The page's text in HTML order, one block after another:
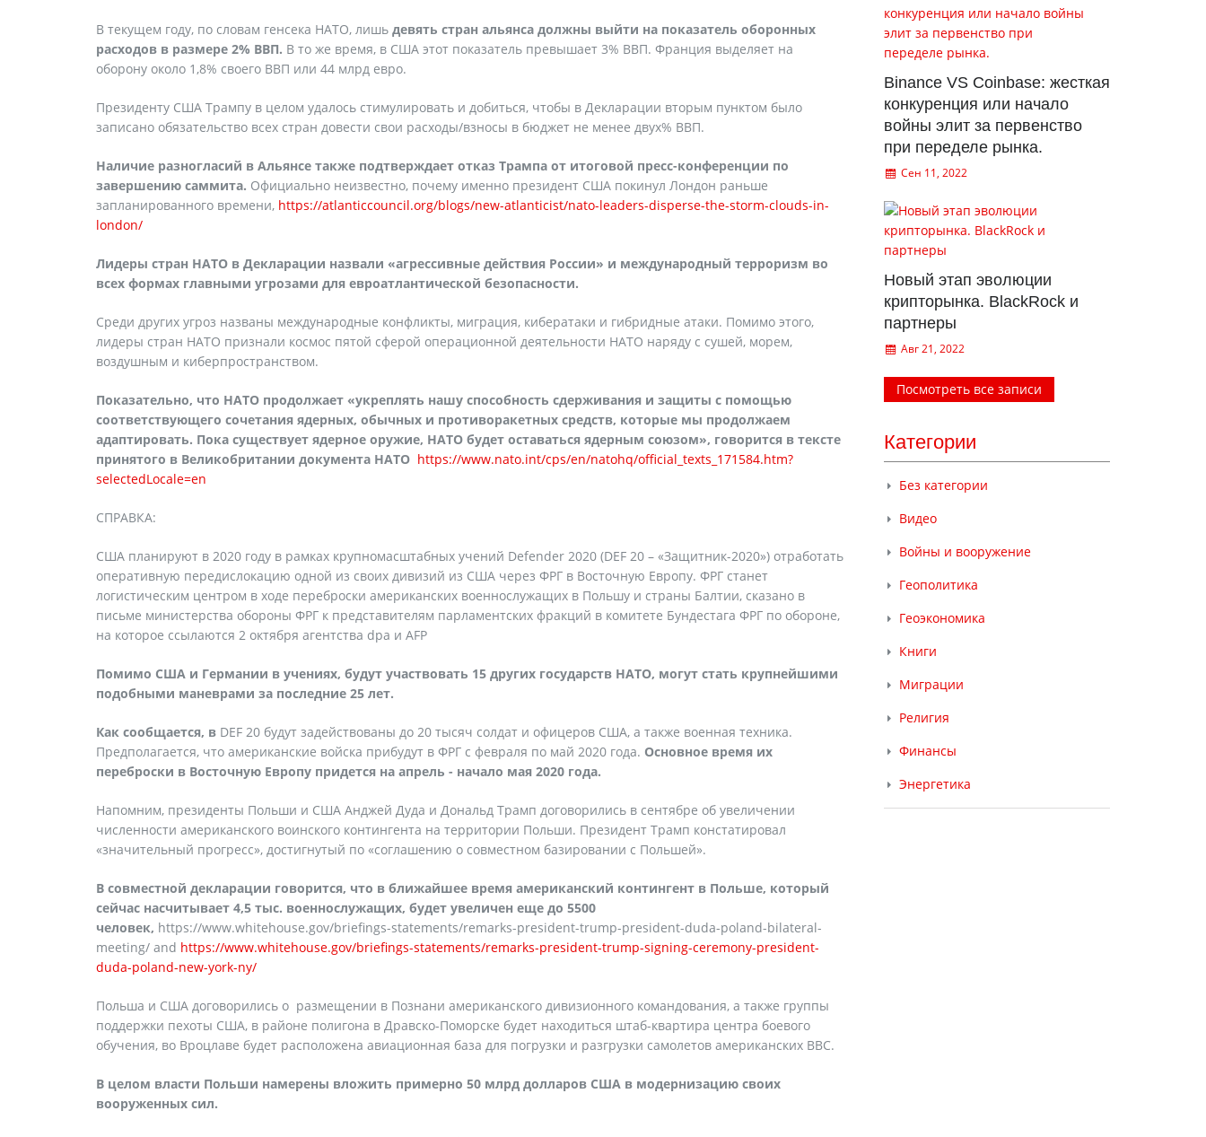
В текущем году, по словам генсека НАТО, лишь девять стран альянса должны выйти на показатель оборонных
расходов в размере 2% ВВП. В то же время, в США этот показатель превышает 3% ВВП. Франция выделяет на
оборону около 1,8% своего ВВП или 44 млрд евро.
Президенту США Трампу в целом удалось стимулировать и добиться, чтобы в Декларации вторым пунктом было
записано обязательство всех стран довести свои расходы/взносы в бюджет не менее двух% ВВП.
Наличие разногласий в Альянсе также подтверждает отказ Трампа от итоговой пресс-конференции по
завершению саммита. Официально неизвестно, почему именно президент США покинул Лондон раньше
запланированного времени, https://atlanticcouncil.org/blogs/new-atlanticist/nato-leaders-disperse-the-storm-clouds-in-
london/
Лидеры стран НАТО в Декларации назвали «агрессивные действия России» и международный терроризм во
всех формах главными угрозами для евроатлантической безопасности.
Среди других угроз названы международные конфликты, миграция, кибератаки и гибридные атаки. Помимо этого,
лидеры стран НАТО признали космос пятой сферой операционной деятельности НАТО наряду с сушей, морем,
воздушным и киберпространством.
Показательно, что НАТО продолжает «укреплять нашу способность сдерживания и защиты с помощью
соответствующего сочетания ядерных, обычных и противоракетных средств, которые мы продолжаем
адаптировать. Пока существует ядерное оружие, НАТО будет оставаться ядерным союзом», говорится в тексте
принятого в Великобритании документа НАТО https://www.nato.int/cps/en/natohq/official_texts_171584.htm?
selectedLocale=en
СПРАВКА:
США планируют в 2020 году в рамках крупномасштабных учений Defender 2020 (DEF 20 – «Защитник-2020») отработать
оперативную передислокацию одной из своих дивизий из США через ФРГ в Восточную Европу. ФРГ станет
логистическим центром в ходе переброски американских военнослужащих в Польшу и страны Балтии, сказано в
письме министерства обороны ФРГ к представителям парламентских фракций в комитете Бундестага ФРГ по обороне,
на которое ссылаются 2 октября агентства dpa и AFP
Помимо США и Германии в учениях, будут участвовать 15 других государств НАТО, могут стать крупнейшими
подобными маневрами за последние 25 лет.
Как сообщается, в DEF 20 будут задействованы до 20 тысяч солдат и офицеров США, а также военная техника.
Предполагается, что американские войска прибудут в ФРГ с февраля по май 2020 года. Основное время их
переброски в Восточную Европу придется на апрель - начало мая 2020 года.
Напомним, президенты Польши и США Анджей Дуда и Дональд Трамп договорились в сентябре об увеличении
численности американского воинского контингента на территории Польши. Президент Трамп констатировал
«значительный прогресс», достигнутый по «соглашению о совместном базировании с Польшей».
В совместной декларации говорится, что в ближайшее время американский контингент в Польше, который
сейчас насчитывает 4,5 тыс. военнослужащих, будет увеличен еще до 5500
человек, https://www.whitehouse.gov/briefings-statements/remarks-president-trump-president-duda-poland-bilateral-
meeting/ and https://www.whitehouse.gov/briefings-statements/remarks-president-trump-signing-ceremony-president-
duda-poland-new-york-ny/
Польша и США договорились о размещении в Познани американского дивизионного командования, а также группы
поддержки пехоты США, в районе полигона в Дравско-Поморске будет находиться штаб-квартира центра боевого
обучения, во Вроцлаве будет расположена авиационная база для погрузки и разгрузки самолетов американских ВВС.
В целом власти Польши намерены вложить примерно 50 млрд долларов США в модернизацию своих
вооруженных сил.
Binance VS Coinbase: жесткая
конкуренция или начало
войны элит за первенство
при переделе рынка.
Сен 11, 2022
Новый этап эволюции
крипторынка. BlackRock и
партнеры
Авг 21, 2022
Посмотреть все записи
Категории
Без категории
Видео
Войны и вооружение
Геополитика
Геоэкономика
Книги
Миграции
Религия
Финансы
Энергетика